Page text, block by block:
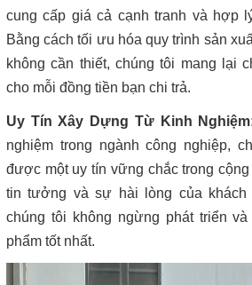
cung cấp giá cả cạnh tranh và hợp
Bằng cách tối ưu hóa quy trình sản
không cần thiết, chúng tôi mang lại
cho mỗi đồng tiền bạn chi trả.
Uy Tín Xây Dựng Từ Kinh
nghiệm trong ngành công nghiệp,
được một uy tín vững chắc trong
tin tưởng và sự hài lòng của
chúng tôi không ngừng phát triển
phẩm tốt nhất.